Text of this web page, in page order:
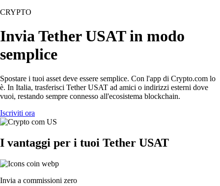
CRYPTO
Invia Tether USAT in modo
semplice
Spostare i tuoi asset deve essere semplice. Con l'app di Crypto.com lo
è. In Italia, trasferisci Tether USAT ad amici o indirizzi esterni dove
vuoi, restando sempre connesso all'ecosistema blockchain.
Iscriviti ora
I vantaggi per i tuoi Tether USAT
Invia a commissioni zero